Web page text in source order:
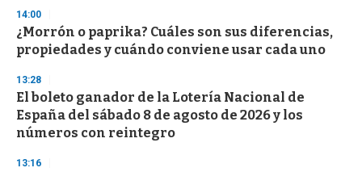
s
e
c
o
d
s
14:00
¿Morrón o paprika? Cuáles son sus diferencias,
propiedades y cuándo conviene usar cada uno
13:28
El boleto ganador de la Lotería Nacional de
España del sábado 8 de agosto de 2026 y los
números con reintegro
13:16